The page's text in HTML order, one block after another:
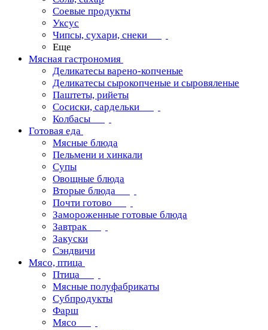
Соевые продукты
Уксус
Чипсы, сухари, снеки
Еще
Мясная гастрономия
Деликатесы варено-копченые
Деликатесы сырокопченые и сыровяленые
Паштеты, рийеты
Сосиски, сардельки
Колбасы
Готовая еда
Мясные блюда
Пельмени и хинкали
Супы
Овощные блюда
Вторые блюда
Почти готово
Замороженные готовые блюда
Завтрак
Закуски
Сэндвичи
Мясо, птица
Птица
Мясные полуфабрикаты
Субпродукты
Фарш
Мясо